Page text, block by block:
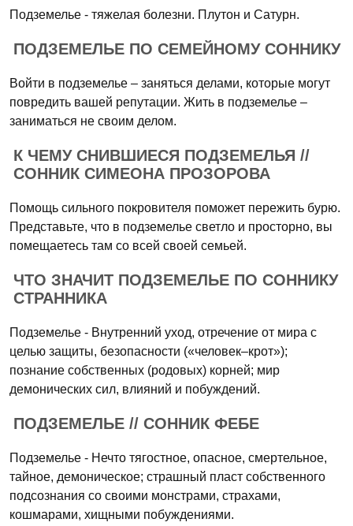
Подземелье - тяжелая болезни. Плутон и Сатурн.
ПОДЗЕМЕЛЬЕ ПО СЕМЕЙНОМУ СОННИКУ
Войти в подземелье – заняться делами, которые могут
повредить вашей репутации. Жить в подземелье –
заниматься не своим делом.
К ЧЕМУ СНИВШИЕСЯ ПОДЗЕМЕЛЬЯ //
СОННИК СИМЕОНА ПРОЗОРОВА
Помощь сильного покровителя поможет пережить бурю.
Представьте, что в подземелье светло и просторно, вы
помещаетесь там со всей своей семьей.
ЧТО ЗНАЧИТ ПОДЗЕМЕЛЬЕ ПО СОННИКУ
СТРАННИКА
Подземелье - Внутренний уход, отречение от мира с
целью защиты, безопасности («человек–крот»);
познание собственных (родовых) корней; мир
демонических сил, влияний и побуждений.
ПОДЗЕМЕЛЬЕ // СОННИК ФЕБЕ
Подземелье - Нечто тягостное, опасное, смертельное,
тайное, демоническое; страшный пласт собственного
подсознания со своими монстрами, страхами,
кошмарами, хищными побуждениями.